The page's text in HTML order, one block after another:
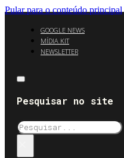
Pular para o conteúdo principal
GOOGLE NEWS
MÍDIA KIT
NEWSLETTER
Pesquisar no site
Pesquisar